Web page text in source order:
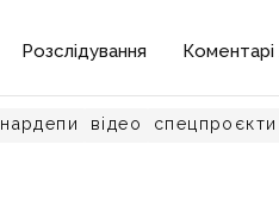
Розслідування
нардепи відео спецпроєкти